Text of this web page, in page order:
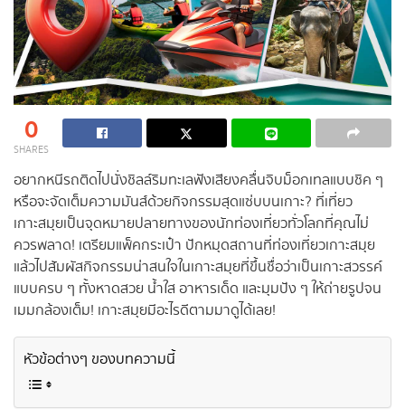
0
SHARES
อยากหนีรถติดไปนั่งชิลล์ริมทะเลฟังเสียงคลื่นจิบม็อกเทลแบบชิค ๆ
หรือจะจัดเต็มความมันส์ด้วยกิจกรรมสุดแซ่บบนเกาะ? ที่เที่ยว
เกาะสมุยเป็นจุดหมายปลายทางของนักท่องเที่ยวทั่วโลกที่คุณไม่
ควรพลาด! เตรียมแพ็คกระเป๋า ปักหมุดสถานที่ท่องเที่ยวเกาะสมุย
แล้วไปสัมผัสกิจกรรมน่าสนใจในเกาะสมุยที่ขึ้นชื่อว่าเป็นเกาะสวรรค์
แบบครบ ๆ ทั้งหาดสวย น้ำใส อาหารเด็ด และมุมปัง ๆ ให้ถ่ายรูปจน
เมมกล้องเต็ม! เกาะสมุยมีอะไรดีตามมาดูได้เลย!
หัวข้อต่างๆ ของบทความนี้